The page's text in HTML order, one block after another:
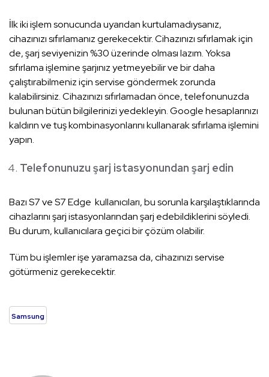
İlk iki işlem sonucunda uyarıdan kurtulamadıysanız,
cihazınızı sıfırlamanız gerekecektir. Cihazınızı sıfırlamak için
de, şarj seviyenizin %30 üzerinde olması lazım. Yoksa
sıfırlama işlemine şarjınız yetmeyebilir ve bir daha
çalıştırabilmeniz için servise göndermek zorunda
kalabilirsiniz. Cihazınızı sıfırlamadan önce, telefonunuzda
bulunan bütün bilgilerinizi yedekleyin. Google hesaplarınızı
kaldırın ve tuş kombinasyonlarını kullanarak sıfırlama işlemini
yapın.
Telefonunuzu şarj istasyonundan şarj edin
Bazı S7 ve S7 Edge kullanıcıları, bu sorunla karşılaştıklarında
cihazlarını şarj istasyonlarından şarj edebildiklerini söyledi.
Bu durum, kullanıcılara geçici bir çözüm olabilir.
Tüm bu işlemler işe yaramazsa da, cihazınızı servise
götürmeniz gerekecektir.
Samsung